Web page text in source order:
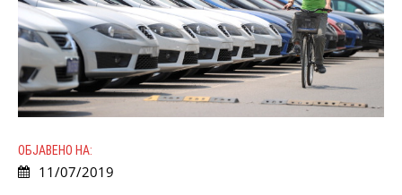
ОБЈАВЕНО НА:
11/07/2019